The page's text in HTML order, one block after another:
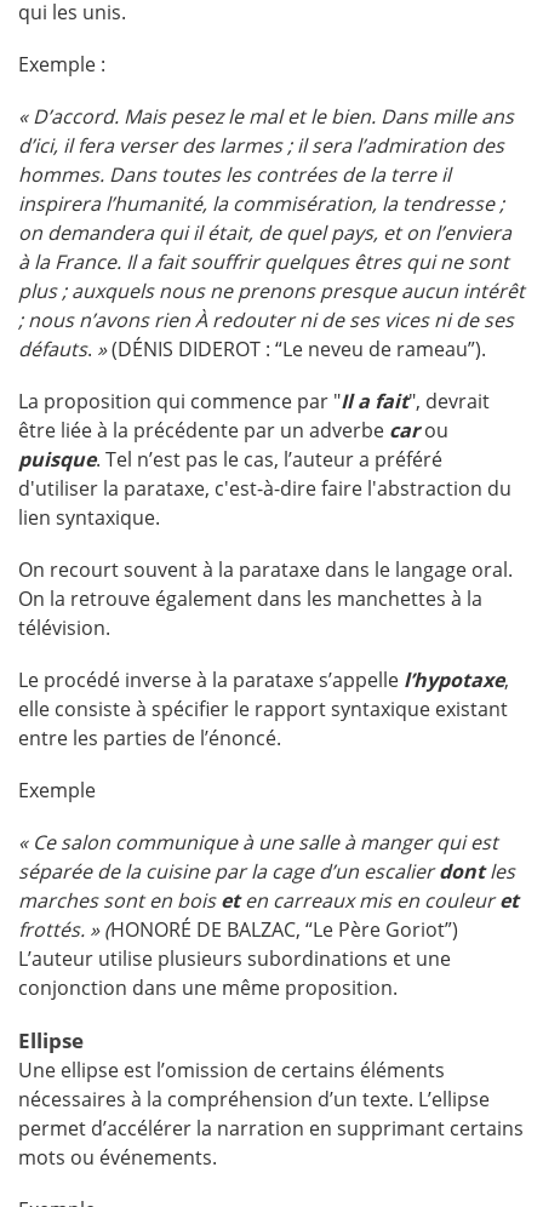
qui les unis.
Exemple :
« D’accord. Mais pesez le mal et le bien. Dans mille ans
d’ici, il fera verser des larmes ; il sera l’admiration des
hommes. Dans toutes les contrées de la terre il
inspirera l’humanité, la commisération, la tendresse ;
on demandera qui il était, de quel pays, et on l’enviera
à la France. Il a fait souffrir quelques êtres qui ne sont
plus ; auxquels nous ne prenons presque aucun intérêt
; nous n’avons rien À redouter ni de ses vices ni de ses
défauts. »(DÉNIS DIDEROT : “Le neveu de rameau”).
La proposition qui commence par "Il a fait", devrait
être liée à la précédente par un adverbe carou
puisque. Tel n’est pas le cas, l’auteur a préféré
d'utiliser la parataxe, c'est-à-dire faire l'abstraction du
lien syntaxique.
On recourt souvent à la parataxe dans le langage oral.
On la retrouve également dans les manchettes à la
télévision.
Le procédé inverse à la parataxe s’appelle l’hypotaxe,
elle consiste à spécifier le rapport syntaxique existant
entre les parties de l’énoncé.
Exemple
« Ce salon communique à une salle à manger qui est
séparée de la cuisine par la cage d’un escalierdontles
marches sont en boiseten carreaux mis en couleuret
frottés. » (HONORÉ DE BALZAC, “Le Père Goriot”)
L’auteur utilise plusieurs subordinations et une
conjonction dans une même proposition.
Ellipse
Une ellipse est l’omission de certains éléments
nécessaires à la compréhension d’un texte. L’ellipse
permet d’accélérer la narration en supprimant certains
mots ou événements.